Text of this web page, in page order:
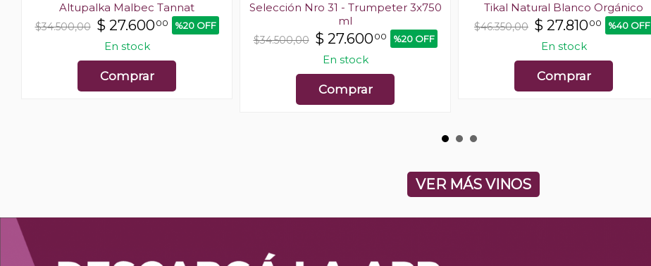
Altupalka Malbec Tannat
$34.500,00 $ 27.60000 %20 OFF
En stock
Comprar
Selección Nro 31 - Trumpeter 3x750
ml
$34.500,00 $ 27.60000 %20 OFF
En stock
Comprar
Tikal Natural Blanco Orgánico
$46.350,00 $ 27.81000 %40 OFF
En stock
Comprar
VER MÁS VINOS